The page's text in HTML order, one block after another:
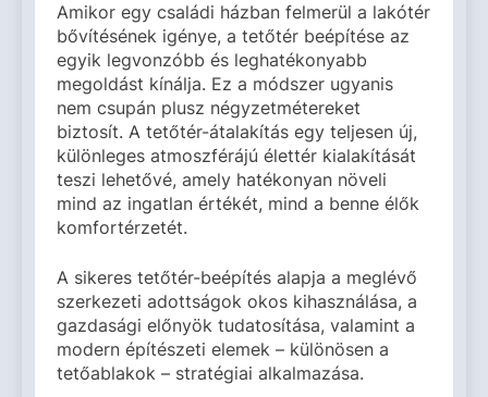
Amikor egy családi házban felmerül a lakótér
bővítésének igénye, a tetőtér beépítése az
egyik legvonzóbb és leghatékonyabb
megoldást kínálja. Ez a módszer ugyanis
nem csupán plusz négyzetmétereket
biztosít. A tetőtér-átalakítás egy teljesen új,
különleges atmoszférájú élettér kialakítását
teszi lehetővé, amely hatékonyan növeli
mind az ingatlan értékét, mind a benne élők
komfortérzetét.
A sikeres tetőtér-beépítés alapja a meglévő
szerkezeti adottságok okos kihasználása, a
gazdasági előnyök tudatosítása, valamint a
modern építészeti elemek – különösen a
tetőablakok – stratégiai alkalmazása.